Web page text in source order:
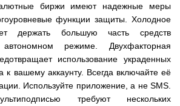
биржи имеют надежные меры
функции защиты. Холодное
держать большую часть средств
режиме. Двухфакторная
использование украденных
к вашему аккаунту. Всегда включайте её
Используйте приложение, а не SMS.
требуют нескольких